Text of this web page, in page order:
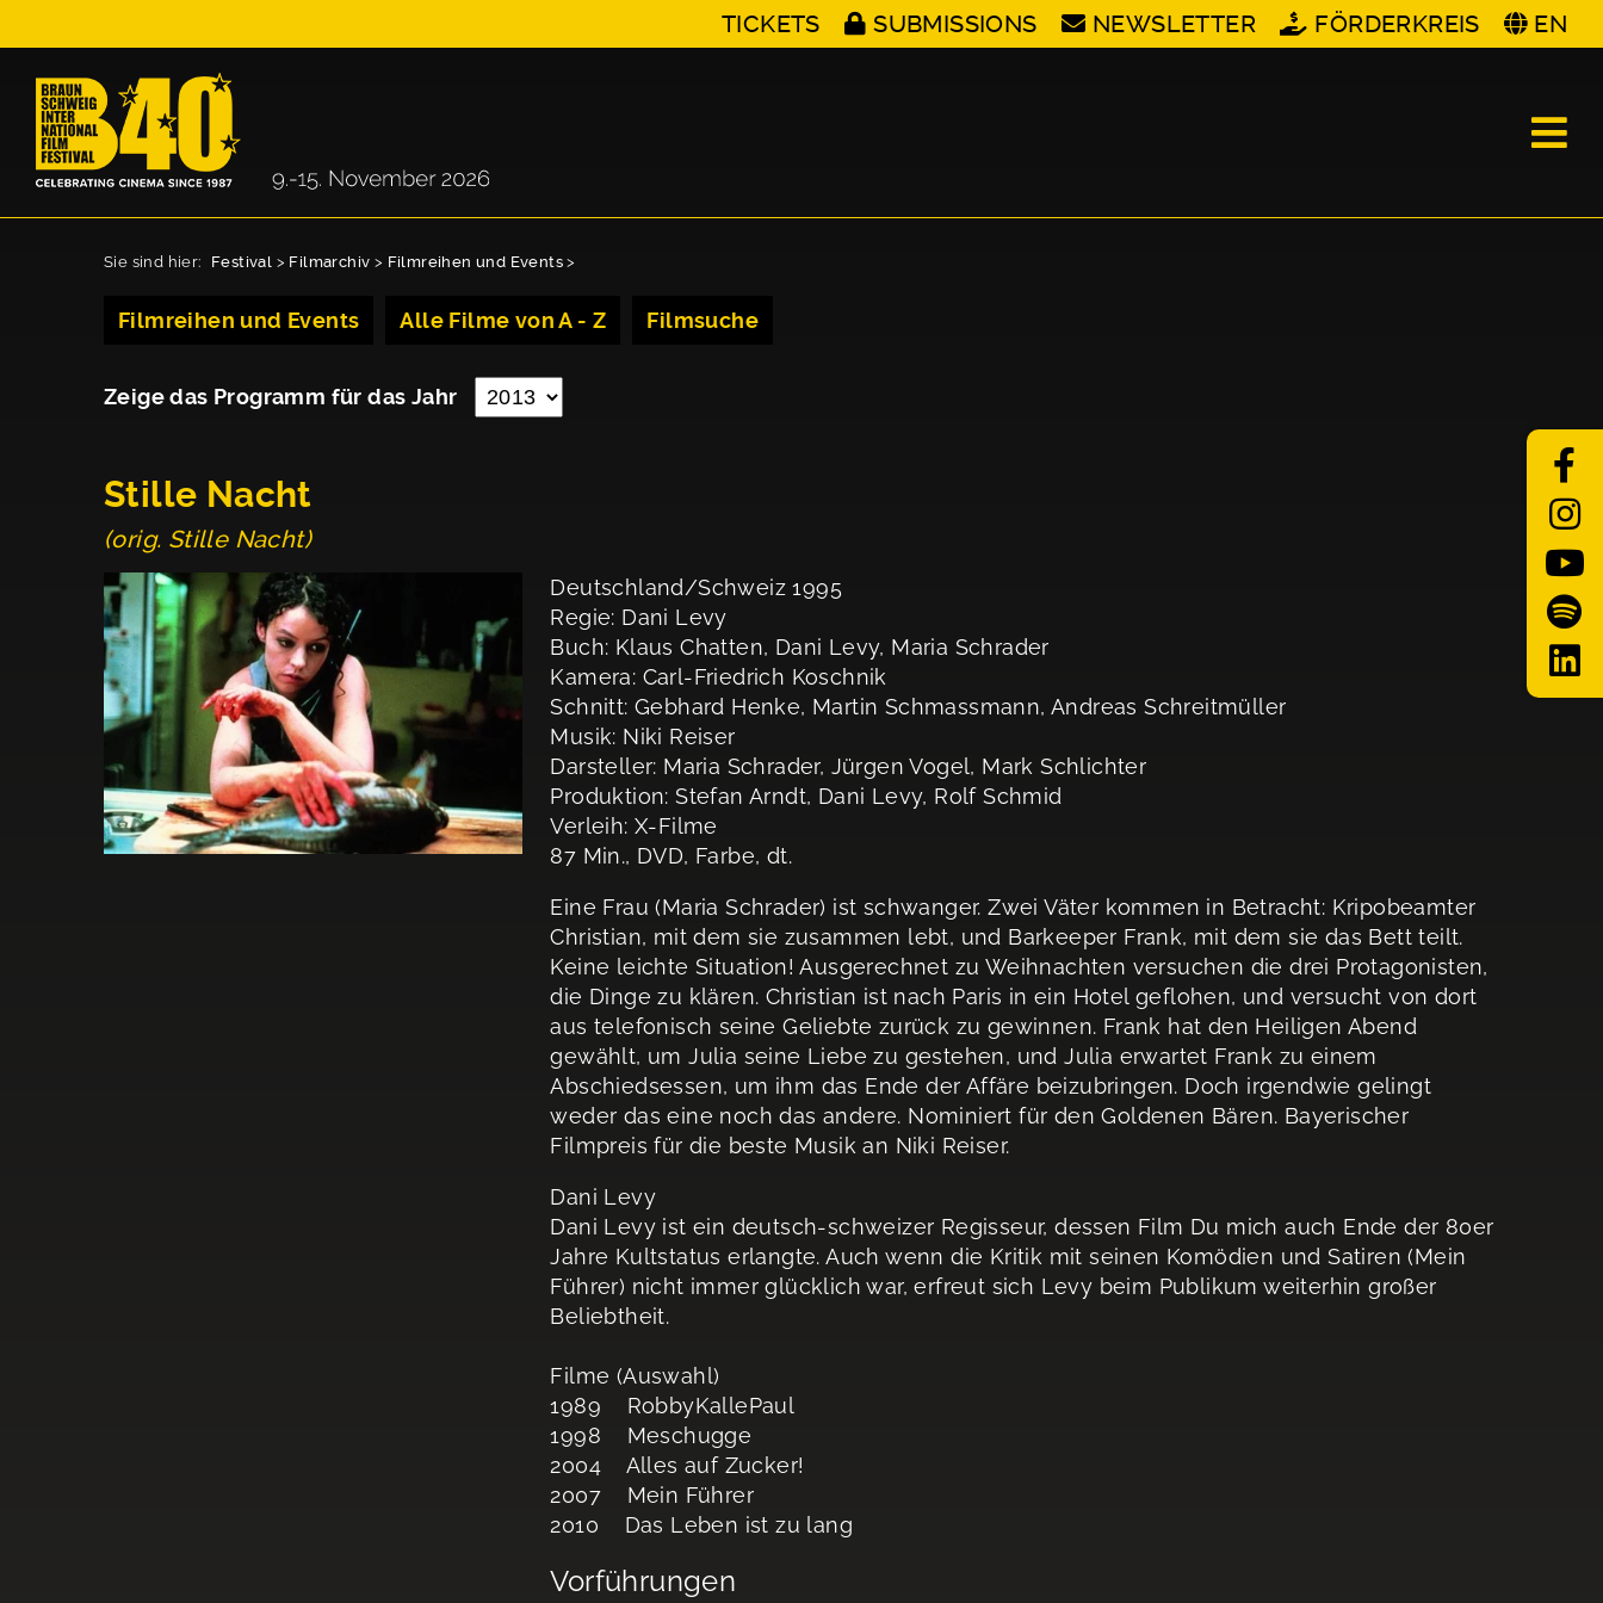
TICKETS SUBMISSIONS NEWSLETTER FÖRDERKREIS EN
Sie sind hier: Festival > Filmarchiv > Filmreihen und Events >
Filmreihen und Events Alle Filme von A - Z Filmsuche
Zeige das Programm für das Jahr
Stille Nacht
(orig. Stille Nacht)
Deutschland/Schweiz 1995
Regie: Dani Levy
Buch: Klaus Chatten, Dani Levy, Maria Schrader
Kamera: Carl-Friedrich Koschnik
Schnitt: Gebhard Henke, Martin Schmassmann, Andreas Schreitmüller
Musik: Niki Reiser
Darsteller: Maria Schrader, Jürgen Vogel, Mark Schlichter
Produktion: Stefan Arndt, Dani Levy, Rolf Schmid
Verleih: X-Filme
87 Min., DVD, Farbe, dt.
Eine Frau (Maria Schrader) ist schwanger. Zwei Väter kommen in Betracht: Kripobeamter
Christian, mit dem sie zusammen lebt, und Barkeeper Frank, mit dem sie das Bett teilt.
Keine leichte Situation! Ausgerechnet zu Weihnachten versuchen die drei Protagonisten,
die Dinge zu klären. Christian ist nach Paris in ein Hotel geflohen, und versucht von dort
aus telefonisch seine Geliebte zurück zu gewinnen. Frank hat den Heiligen Abend
gewählt, um Julia seine Liebe zu gestehen, und Julia erwartet Frank zu einem
Abschiedsessen, um ihm das Ende der Affäre beizubringen. Doch irgendwie gelingt
weder das eine noch das andere. Nominiert für den Goldenen Bären. Bayerischer
Filmpreis für die beste Musik an Niki Reiser.
Dani Levy
Dani Levy ist ein deutsch-schweizer Regisseur, dessen Film Du mich auch Ende der 80er
Jahre Kultstatus erlangte. Auch wenn die Kritik mit seinen Komödien und Satiren (Mein
Führer) nicht immer glücklich war, erfreut sich Levy beim Publikum weiterhin großer
Beliebtheit.
Filme (Auswahl)
1989 RobbyKallePaul
1998 Meschugge
2004 Alles auf Zucker!
2007 Mein Führer
2010 Das Leben ist zu lang
Vorführungen